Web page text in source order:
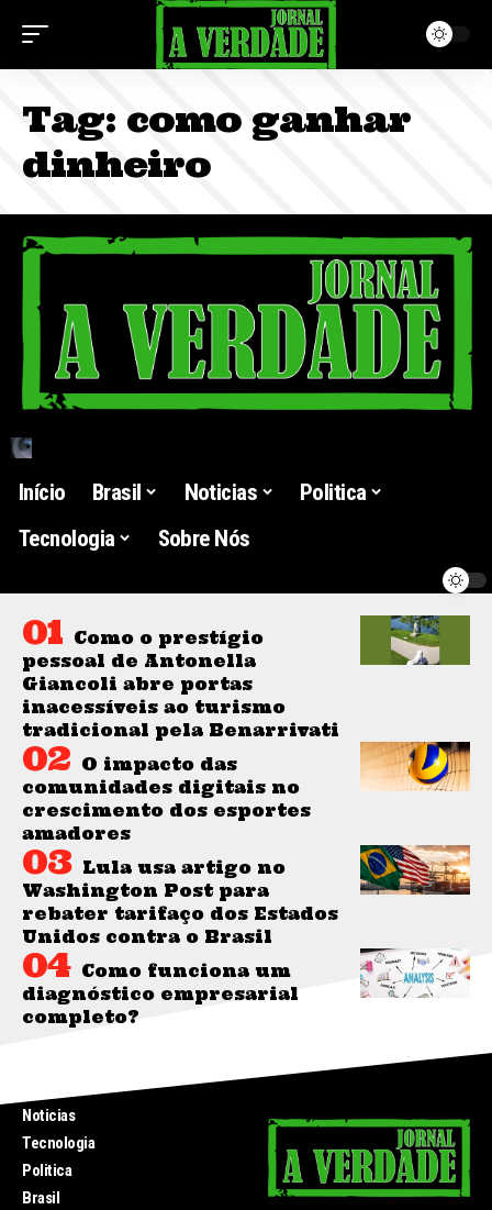
Tag: como ganhar
dinheiro
Início Brasil Noticias
Politica
Tecnologia
Sobre Nós
Como o prestígio
pessoal de Antonella
Giancoli abre portas
inacessíveis ao turismo
tradicional pela Benarrivati
O impacto das
comunidades digitais no
crescimento dos esportes
amadores
Lula usa artigo no
Washington Post para
rebater tarifaço dos Estados
Unidos contra o Brasil
Como funciona um
diagnóstico empresarial
completo?
Noticias
Tecnologia
Politica
Brasil